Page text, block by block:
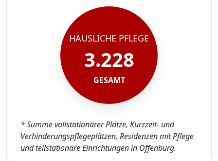
HÄUSLICHE PFLEGE
3.228
GESAMT
* Summe vollstationärer Plätze, Kurzzeit- und
Verhinderungspflegeplätzen, Residenzen mit Pflege
und teilstationäre Einrichtungen in Offenburg.